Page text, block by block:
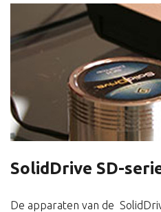
SolidDrive SD-
De apparaten van de